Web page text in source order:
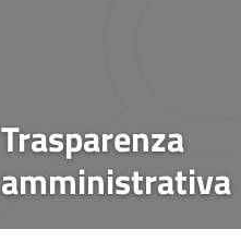
Trasparenza
amministrativa